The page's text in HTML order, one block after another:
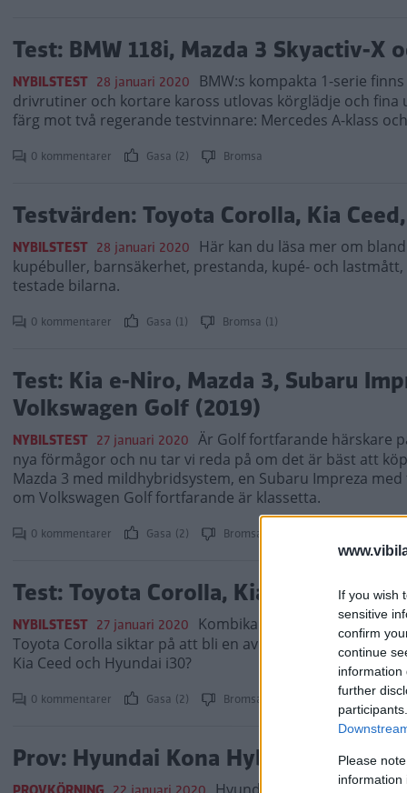
If you wish
sensitive
confirm
continue
information
further
Please
information
Test: BMW 118i, Mazda 3 Skyactiv-X
NYBILSTEST 28 januari 2020 BMW:s kompakta 1-serie
drivrutiner och kortare kaross utlovas körglädje och fina
färg mot två regerande testvinnare: Mercedes A-klass
0 kommentarer Gasa (2) Bromsa
Testvärden: Toyota Corolla, Kia
NYBILSTEST 28 januari 2020 Här kan du läsa mer om
kupébuller, barnsäkerhet, prestanda, kupé- och
testade bilarna.
0 kommentarer Gasa (1) Bromsa (1)
Test: Kia e-Niro, Mazda 3, Subaru
Volkswagen Golf (2019)
NYBILSTEST 27 januari 2020 Är Golf fortfarande härskare
nya förmågor och nu tar vi reda på om det är bäst att
Mazda 3 med mildhybridsystem, en Subaru Impreza
om Volkswagen Golf fortfarande är klassetta.
0 kommentarer Gasa (2) Bromsa (2)
Test: Toyota Corolla, Kia Ceed,
NYBILSTEST 27 januari 2020 Kombikarossen behåller sitt
Toyota Corolla siktar på att bli en av favoriterna – hur
Kia Ceed och Hyundai i30?
0 kommentarer Gasa (2) Bromsa (1)
Prov: Hyundai Kona Hybrid (2019)